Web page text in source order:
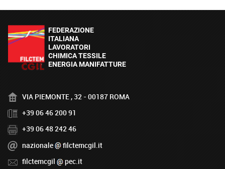
VIA PIEMONTE , 32 - 00187 ROMA
+39 06 46 200 91
+39 06 48 242 46
nazionale
filctemcgil.it
filctemcgil
pec.it